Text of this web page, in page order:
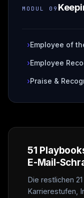
MODUL 09
›Employee of
›Employee
›Praise &
51
E-Mail-
Die restlichen
Karrierestufen,